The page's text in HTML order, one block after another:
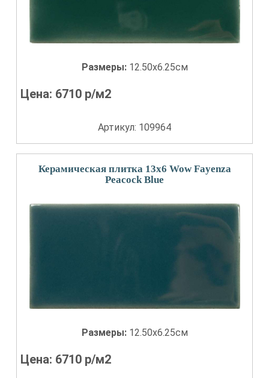
Размеры: 12.50x6.25см
Цена: 6710 р/м2
Артикул: 109964
Керамическая плитка 13x6 Wow Fayenza
Peacock Blue
Размеры: 12.50x6.25см
Цена: 6710 р/м2